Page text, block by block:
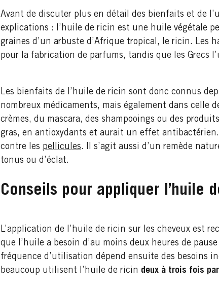
Avant de discuter plus en détail des bienfaits et de
explications : l’huile de ricin est une huile végétale
graines d’un arbuste d’Afrique tropical, le ricin. Les
pour la fabrication de parfums, tandis que les Grecs
Les bienfaits de l’huile de ricin sont donc connus
nombreux médicaments, mais également dans celle
crèmes, du mascara, des shampooings ou des
gras, en antioxydants et aurait un effet
contre les pellicules. Il s’agit aussi d’un remède
tonus ou d’éclat.
Conseils pour appliquer l’huile
L’application de l’huile de ricin sur les cheveux est
que l’huile a besoin d’au moins deux heures de
fréquence d’utilisation dépend ensuite des besoins
beaucoup utilisent l’huile de ricin deux à trois fois